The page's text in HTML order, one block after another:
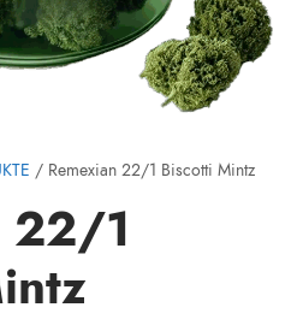
/ Remexian 22/1 Biscotti Mintz
22/1